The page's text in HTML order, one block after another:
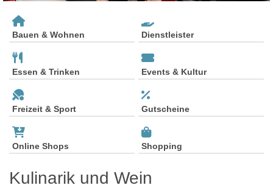
Bauen & Wohnen Dienstleister
Essen & Trinken Events & Kultur
Freizeit & Sport Gutscheine
Online Shops Shopping
Kulinarik und Wein